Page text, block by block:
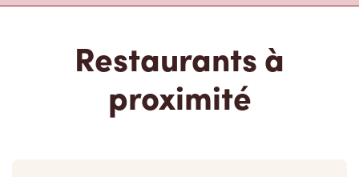
Restaurants à
proximité